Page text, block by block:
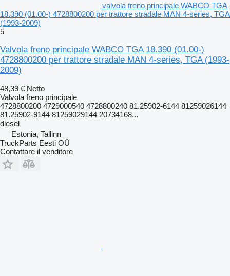
valvola freno principale WABCO TGA
18.390 (01.00-) 4728800200 per trattore stradale MAN 4-series, TGA
(1993-2009)
5
Valvola freno principale WABCO TGA 18.390 (01.00-)
4728800200 per trattore stradale MAN 4-series, TGA (1993-
2009)
48,39 € Netto
Valvola freno principale
4728800200 4729000540 4728800240 81.25902-6144 81259026144
81.25902-9144 81259029144 20734168...
diesel
Estonia, Tallinn
TruckParts Eesti OÜ
Contattare il venditore